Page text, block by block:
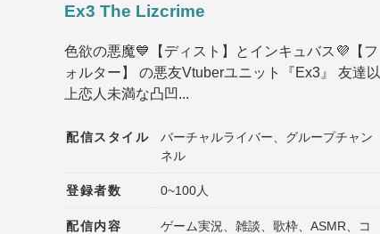
Ex3 The Lizcrime
色欲の悪魔💙【ディスト】とインキュバス💜【フ
ォルター】 の悪友Vtuberユニット『Ex3』 友達以
上恋人未満な凸凹...
配信スタイル
バーチャルライバー、グループチャン
ネル
登録者数 0~100人
配信内容
ゲーム実況、雑談、歌枠、ASMR、コ